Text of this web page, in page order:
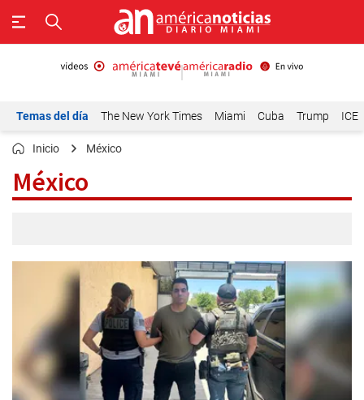
Temas del día The New York Times Miami Cuba Trump ICE
Inicio México
México